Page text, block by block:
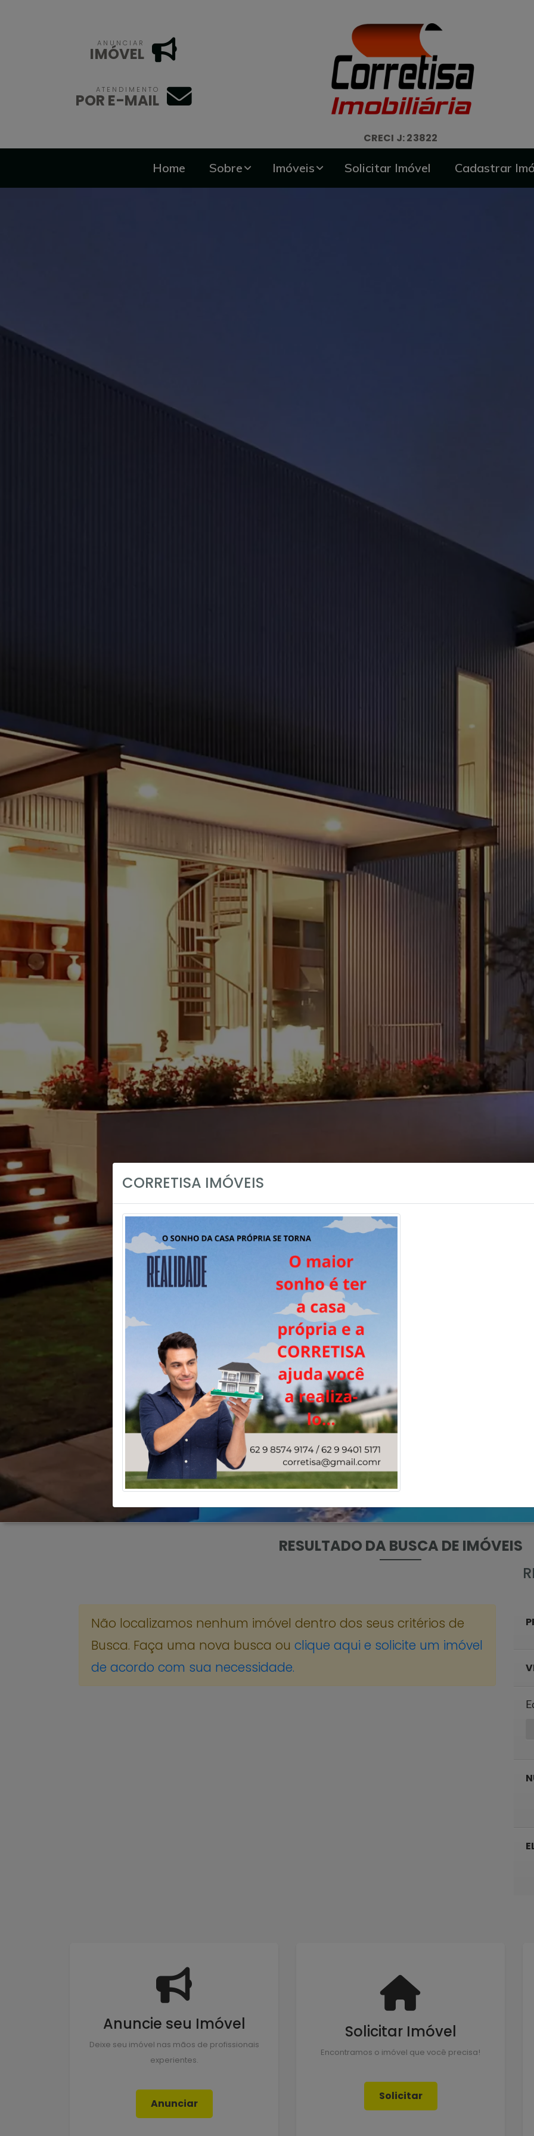
CORRETISA IMÓVEIS
ANUNCIAR
IMÓVEL
ATENDIMENTO
POR E-MAIL
CRECI J: 23822
Home Sobre Imóveis Solicitar Imóvel Cadastrar
ENCONTRE SEU IMÓVEL
RESULTADO DA BUSCA DE IMÓVEIS
Não localizamos nenhum imóvel dentro dos seus critérios de
Busca. Faça uma nova busca ou clique aqui e solicite um imóvel
de acordo com sua necessidade.
Anuncie seu Imóvel
Deixe seu imóvel nas mãos de profissionais
experientes.
Anunciar
Solicitar Imóvel
Encontramos o imóvel que você precisa!
Solicitar